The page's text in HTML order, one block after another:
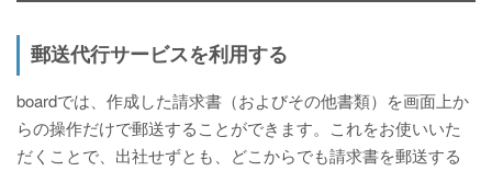
郵送代行サービスを利用する
boardでは、作成した請求書（およびその他書類）を画面上か
らの操作だけで郵送することができます。これをお使いいた
だくことで、出社せずとも、どこからでも請求書を郵送する